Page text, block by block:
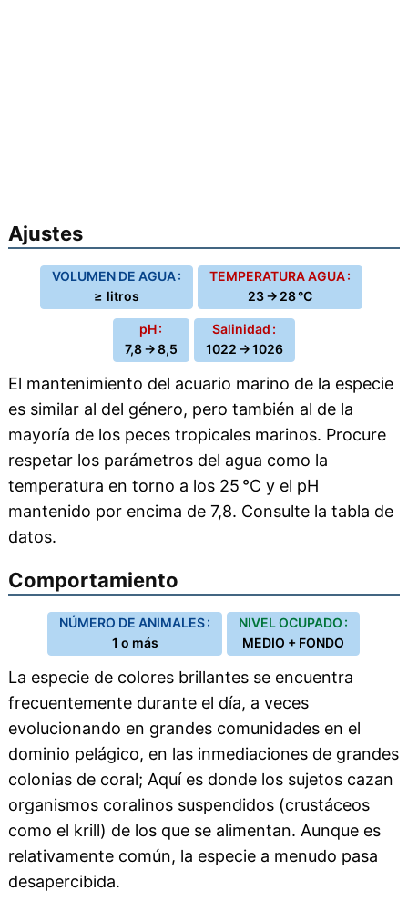
Ajustes
VOLUMEN DE AGUA :
≥ litros
TEMPERATURA AGUA :
23 → 28 °C
pH :
7,8 → 8,5
Salinidad :
1022 → 1026
El mantenimiento del acuario marino de la especie
es similar al del género, pero también al de la
mayoría de los peces tropicales marinos. Procure
respetar los parámetros del agua como la
temperatura en torno a los 25 °C y el pH
mantenido por encima de 7,8. Consulte la tabla de
datos.
Comportamiento
NÚMERO DE ANIMALES :
1 o más
NIVEL OCUPADO :
MEDIO + FONDO
La especie de colores brillantes se encuentra
frecuentemente durante el día, a veces
evolucionando en grandes comunidades en el
dominio pelágico, en las inmediaciones de grandes
colonias de coral; Aquí es donde los sujetos cazan
organismos coralinos suspendidos (crustáceos
como el krill) de los que se alimentan. Aunque es
relativamente común, la especie a menudo pasa
desapercibida.